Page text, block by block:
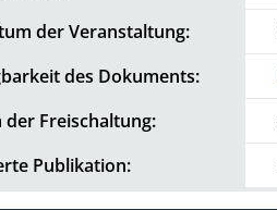
der Veranstaltung:
des Dokuments:
der Freischaltung:
Publikation: